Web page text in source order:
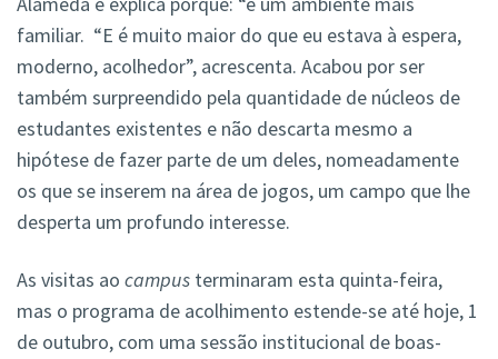
familiar. “E é muito maior do que eu estava à espera,
moderno, acolhedor”, acrescenta. Acabou por ser
também surpreendido pela quantidade de núcleos de
estudantes existentes e não descarta mesmo a
hipótese de fazer parte de um deles, nomeadamente
os que se inserem na área de jogos, um campo que lhe
desperta um profundo interesse.
As visitas ao campus terminaram esta quinta-feira,
mas o programa de acolhimento estende-se até hoje, 1
de outubro, com uma sessão institucional de boas-